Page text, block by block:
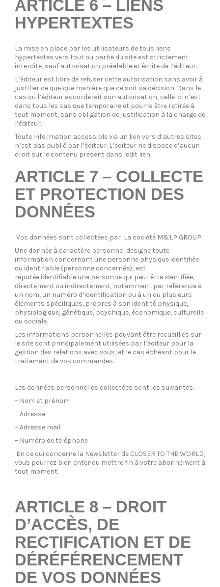
ARTICLE 6 – LIENS
HYPERTEXTES
La mise en place par les utilisateurs de tous liens
hypertextes vers tout ou partie du site est strictement
interdite, sauf autorisation préalable et écrite de l’éditeur.
L’éditeur est libre de refuser cette autorisation sans avoir à
justifier de quelque manière que ce soit sa décision. Dans le
cas où l’éditeur accorderait son autorisation, celle-ci n’est
dans tous les cas que temporaire et pourra être retirée à
tout moment, sans obligation de justification à la charge de
l’éditeur.
Toute information accessible via un lien vers d’autres sites
n’est pas publié par l’éditeur. L’éditeur ne dispose d’aucun
droit sur le contenu présent dans ledit lien.
ARTICLE 7 – COLLECTE
ET PROTECTION DES
DONNÉES
Vos données sont collectées par La société M&LP GROUP.
Une donnée à caractère personnel désigne toute
information concernant une personne physique identifiée
ou identifiable (personne concernée); est
réputée identifiable une personne qui peut être identifiée,
directement ou indirectement, notamment par référence à
un nom, un numéro d’identification ou à un ou plusieurs
éléments spécifiques, propres à son identité physique,
physiologique, génétique, psychique, économique, culturelle
ou sociale.
Les informations personnelles pouvant être recueillies sur
le site sont principalement utilisées par l’éditeur pour la
gestion des relations avec vous, et le cas échéant pour le
traitement de vos commandes.
Les données personnelles collectées sont les suivantes:
– Nom et prénom
– Adresse
– Adresse mail
– Numéro de téléphone
En ce qui concerne la Newsletter de CLOSER TO THE WORLD,
vous pourrez bien entendu mettre fin à votre abonnement à
tout moment.
ARTICLE 8 – DROIT
D’ACCÈS, DE
RECTIFICATION ET DE
DÉRÉFÉRENCEMENT
DE VOS DONNÉES